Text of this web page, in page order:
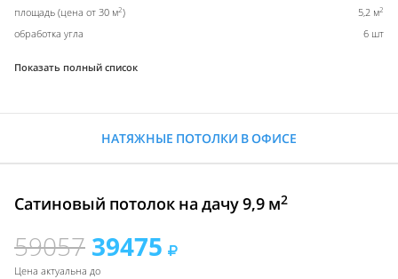
площадь (цена от 30 м2) 5,2 м2
обработка угла 6 шт
Показать полный список
НАТЯЖНЫЕ ПОТОЛКИ В ОФИСЕ
Сатиновый потолок на дачу 9,9 м2
59057 39475
Цена актуальна до